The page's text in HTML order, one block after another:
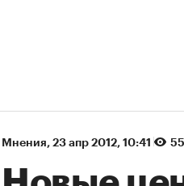
Мнения⁠, 23 апр 2012, 10:41 55